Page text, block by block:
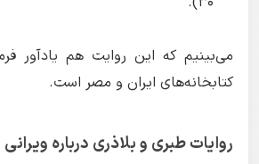
می‌بینیم که این روایت هم یادآور
کتابخانه‌های ایران و مصر است.
روایات طبری و بلاذرى درباره